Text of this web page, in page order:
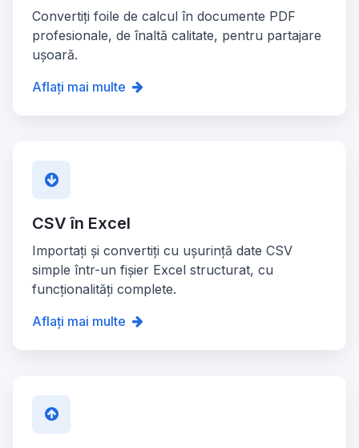
Convertiți foile de calcul în documente PDF
profesionale, de înaltă calitate, pentru partajare
ușoară.
Aflați mai multe
CSV în Excel
Importați și convertiți cu ușurință date CSV
simple într-un fișier Excel structurat, cu
funcționalități complete.
Aflați mai multe